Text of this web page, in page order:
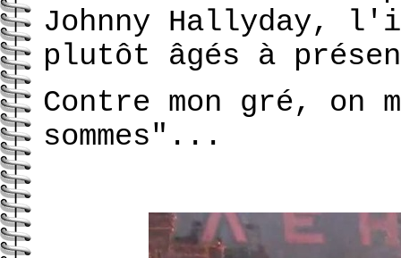
Johnny Hallyday,
plutôt âgés à
Contre mon gré, on
sommes"...